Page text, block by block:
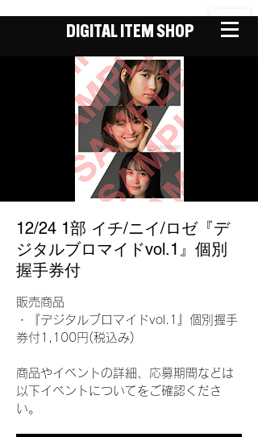
DIGITAL ITEM SHOP
12/24 1部 イチ/ニイ/ロゼ『デ
ジタルブロマイドvol.1』個別
握手券付
販売商品
・『デジタルブロマイドvol.1』個別握手
券付1,100円(税込み)
商品やイベントの詳細、応募期間などは
以下イベントについてをご確認くださ
い。